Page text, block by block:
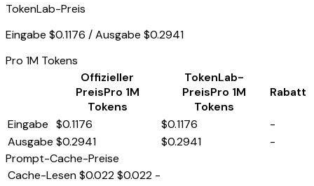
TokenLab-Preis
Eingabe $0.1176 / Ausgabe $0.2941
Pro 1M Tokens
Offizieller
PreisPro 1M
Tokens
TokenLab-
PreisPro 1M
Tokens
Rabatt
Eingabe $0.1176 $0.1176
-
Ausgabe $0.2941 $0.2941
-
Prompt-Cache-Preise
Cache-Lesen$0.022$0.022 -